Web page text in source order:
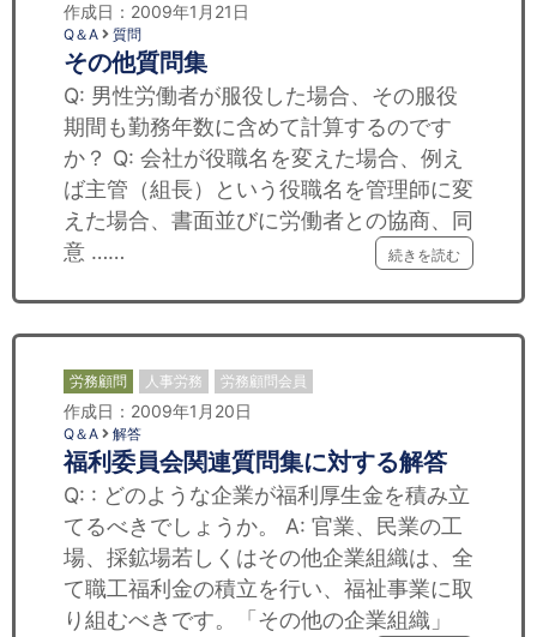
作成日：2009年1月21日
Q＆A 質問
その他質問集
Q: 男性労働者が服役した場合、その服役
期間も勤務年数に含めて計算するのです
か？ Q: 会社が役職名を変えた場合、例え
ば主管（組長）という役職名を管理師に変
えた場合、書面並びに労働者との協商、同
意 ……
続きを読む
労務顧問 人事労務 労務顧問会員
作成日：2009年1月20日
Q＆A 解答
福利委員会関連質問集に対する解答
Q: : どのような企業が福利厚生金を積み立
てるべきでしょうか。 A: 官業、民業の工
場、採鉱場若しくはその他企業組織は、全
て職工福利金の積立を行い、福祉事業に取
り組むべきです。「その他の企業組織」